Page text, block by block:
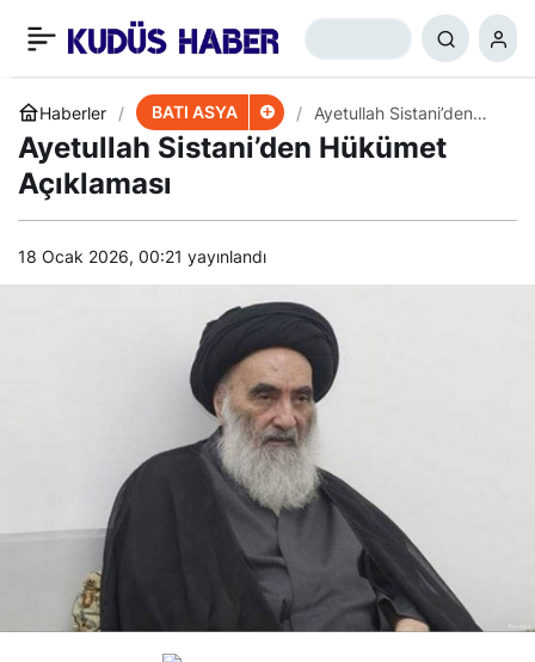
Haberler BATI ASYA
Ayetullah Sistani’den
Hükümet Açıklaması
Ayetullah Sistani’den Hükümet
Açıklaması
18 Ocak 2026, 00:21 yayınlandı
Suudi Prens: ABD, Irak ve
Afganistan’da Yenildi
+ 0 Paylaş